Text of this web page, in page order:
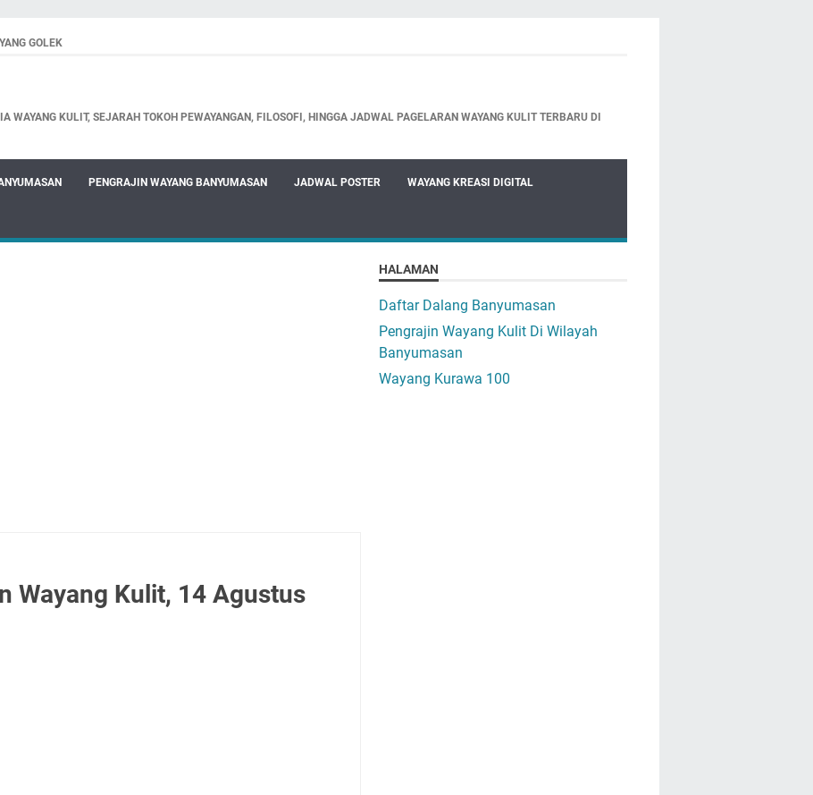
GOLEK
WAYANG KULIT, SEJARAH TOKOH PEWAYANGAN, FILOSOFI, HINGGA JADWAL PAGELARAN WAYANG KULIT TERBARU DI
PENGRAJIN WAYANG BANYUMASAN JADWAL POSTER WAYANG KREASI DIGITAL
Wayang Kulit, 14 Agustus
HALAMAN
Daftar Dalang Banyumasan
Pengrajin Wayang Kulit Di Wilayah
Banyumasan
Wayang Kurawa 100